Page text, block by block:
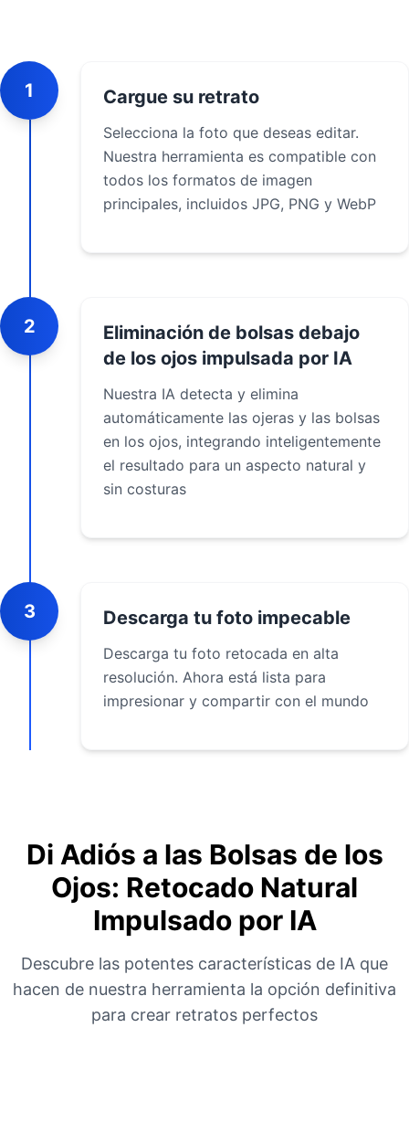
1 Cargue su retrato
Selecciona la foto que deseas editar.
Nuestra herramienta es compatible con
todos los formatos de imagen
principales, incluidos JPG, PNG y WebP
2
Eliminación de bolsas debajo
de los ojos impulsada por IA
Nuestra IA detecta y elimina
automáticamente las ojeras y las bolsas
en los ojos, integrando inteligentemente
el resultado para un aspecto natural y
sin costuras
3 Descarga tu foto impecable
Descarga tu foto retocada en alta
resolución. Ahora está lista para
impresionar y compartir con el mundo
Di Adiós a las Bolsas de los
Ojos: Retocado Natural
Impulsado por IA
Descubre las potentes características de IA que
hacen de nuestra herramienta la opción definitiva
para crear retratos perfectos